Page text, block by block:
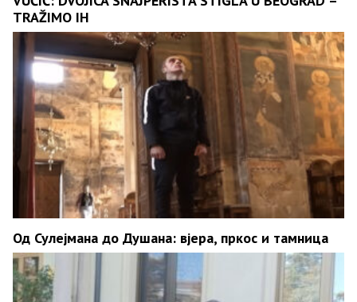
TRAŽIMO IH
Од Сулејмана до Душана: вјера, пркос и тамница